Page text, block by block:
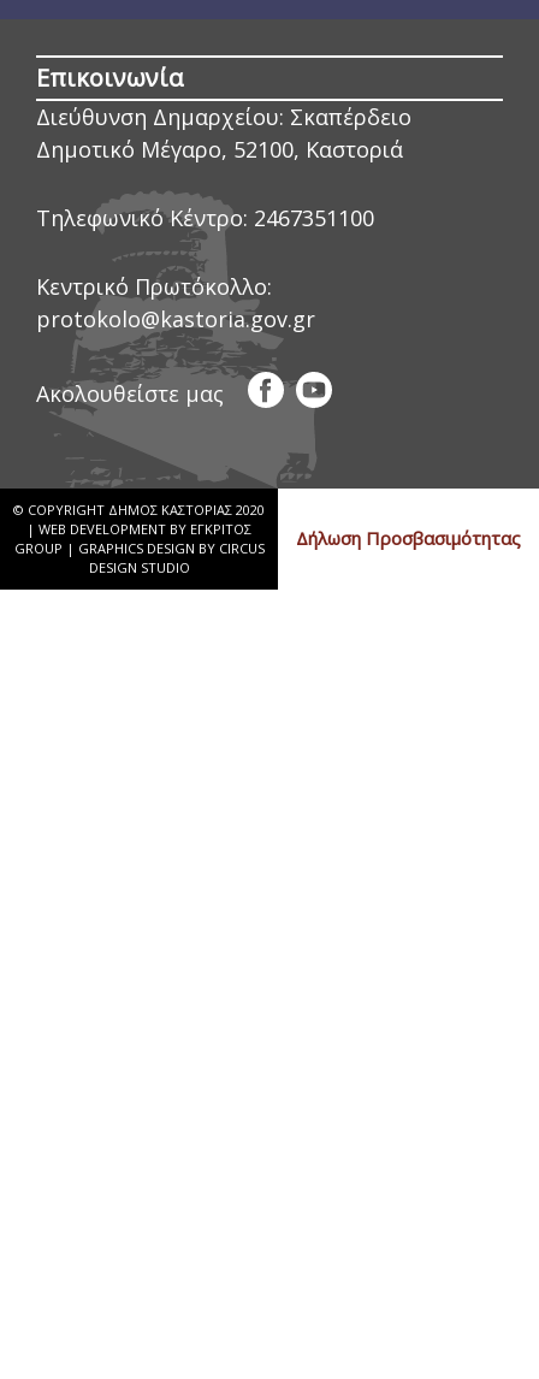
Επικοινωνία
Διεύθυνση Δημαρχείου: Σκαπέρδειο
Δημοτικό Μέγαρο, 52100, Καστοριά
Τηλεφωνικό Κέντρο: 2467351100
Κεντρικό Πρωτόκολλο:
protokolo@kastoria.gov.gr
Ακολουθείστε μας
© COPYRIGHT ΔΗΜΟΣ ΚΑΣΤΟΡΙΑΣ 2020
| WEB DEVELOPMENT BY ΕΓΚΡΙΤΟΣ
GROUP | GRAPHICS DESIGN BY CIRCUS
DESIGN STUDIO
Δήλωση Προσβασιμότητας